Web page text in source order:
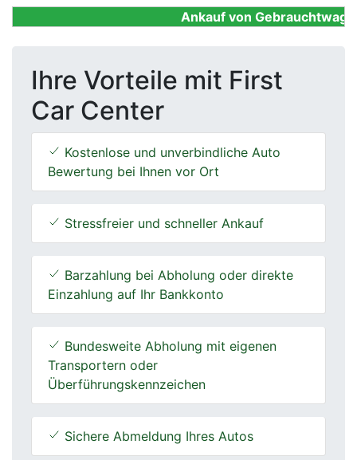
Ankauf von
Ihre Vorteile mit First
Car Center
Kostenlose und unverbindliche Auto
Bewertung bei Ihnen vor Ort
Stressfreier und schneller Ankauf
Barzahlung bei Abholung oder direkte
Einzahlung auf Ihr Bankkonto
Bundesweite Abholung mit eigenen
Transportern oder
Überführungskennzeichen
Sichere Abmeldung Ihres Autos